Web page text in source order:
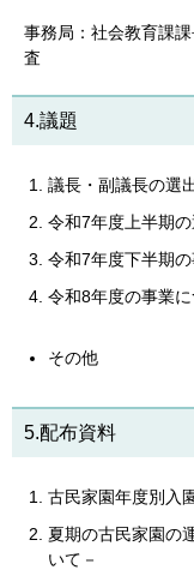
事務局：社会教育課
査
4.議題
議長・副議長の選
令和7年度上半期
令和7年度下半期
令和8年度の事業
その他
5.配布資料
古民家園年度別入
夏期の古民家園の
いて－